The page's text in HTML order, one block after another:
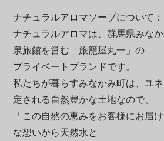
ナチュラルアロマソープについて：
ナチュラルアロマは、群馬県みな
泉旅館を営む「旅籠屋丸一」の
プライベートブランドです。
私たちが暮らすみなかみ町は、ユ
定される自然豊かな土地なので、
「この自然の恵みをお客様にお届
な想いから天然水と